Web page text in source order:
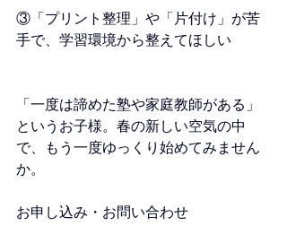
③「プリント整理」や「片付け」が苦
手で、学習環境から整えてほしい
「一度は諦めた塾や家庭教師がある」
というお子様。春の新しい空気の中
で、もう一度ゆっくり始めてみません
か。
お申し込み・お問い合わせ